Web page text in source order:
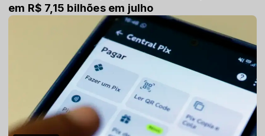
em R$ 7,15 bilhões em julho